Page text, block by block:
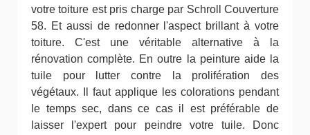
votre toiture est pris charge par Schroll Couverture
58. Et aussi de redonner l'aspect brillant à votre
toiture. C'est une véritable alternative à la
rénovation complète. En outre la peinture aide la
tuile pour lutter contre la prolifération des
végétaux. Il faut applique les colorations pendant
le temps sec, dans ce cas il est préférable de
laisser l'expert pour peindre votre tuile. Donc